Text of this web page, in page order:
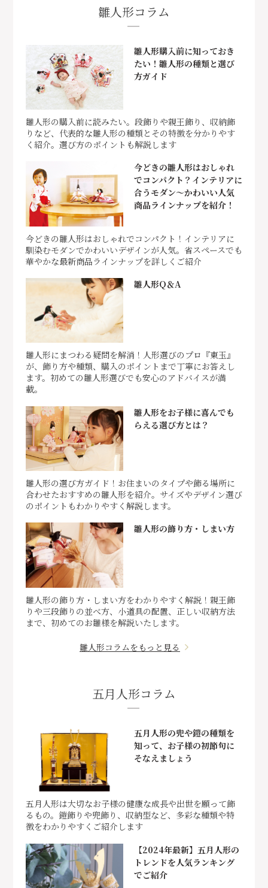
雛人形コラム
雛人形購入前に知っておき
たい！雛人形の種類と選び
方ガイド
雛人形の購入前に読みたい。段飾りや親王飾り、収納飾
りなど、代表的な雛人形の種類とその特徴を分かりやす
く紹介。選び方のポイントも解説します
今どきの雛人形はおしゃれ
でコンパクト？インテリアに
合うモダン～かわいい人気
商品ラインナップを紹介！
今どきの雛人形はおしゃれでコンパクト！インテリアに
馴染むモダンでかわいいデザインが人気。省スペースでも
華やかな最新商品ラインナップを詳しくご紹介
雛人形Q＆A
雛人形にまつわる疑問を解消！人形選びのプロ『東玉』
が、飾り方や種類、購入のポイントまで丁寧にお答えし
ます。初めての雛人形選びでも安心のアドバイスが満
載。
雛人形をお子様に喜んでも
らえる選び方とは？
雛人形の選び方ガイド！お住まいのタイプや飾る場所に
合わせたおすすめの雛人形を紹介。サイズやデザイン選び
のポイントもわかりやすく解説します。
雛人形の飾り方・しまい方
雛人形の飾り方・しまい方をわかりやすく解説！親王飾
りや三段飾りの並べ方、小道具の配置、正しい収納方法
まで、初めてのお雛様を解説いたします。
雛人形コラムをもっと見る
五月人形コラム
五月人形の兜や鎧の種類を
知って、お子様の初節句に
そなえましょう
五月人形は大切なお子様の健康な成長や出世を願って飾
るもの。鎧飾りや兜飾り、収納型など、多彩な種類や特
徴をわかりやすくご紹介します
【2024年最新】五月人形の
トレンドを人気ランキング
でご紹介